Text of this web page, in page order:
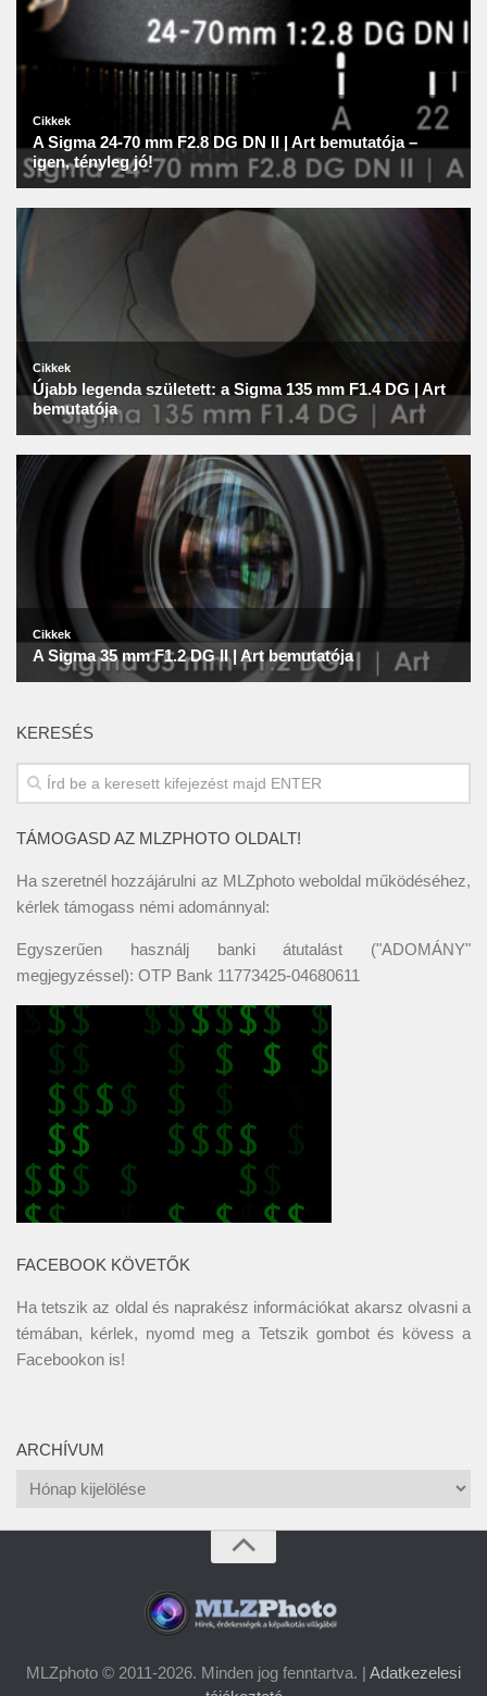
KERESÉS
TÁMOGASD AZ MLZPHOTO OLDALT!
Ha szeretnél hozzájárulni az MLZphoto weboldal működéséhez,
kérlek támogass némi adománnyal:
Egyszerűen használj banki átutalást ("ADOMÁNY"
megjegyzéssel): OTP Bank 11773425-04680611
FACEBOOK KÖVETŐK
Ha tetszik az oldal és naprakész információkat akarsz olvasni a
témában, kérlek, nyomd meg a Tetszik gombot és kövess a
Facebookon is!
ARCHÍVUM
Archívum
MLZphoto © 2011-2026. Minden jog fenntartva. | Adatkezelesi